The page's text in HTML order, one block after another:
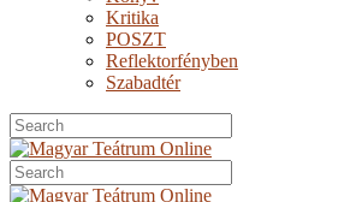
Kritika
POSZT
Reflektorfényben
Szabadtér